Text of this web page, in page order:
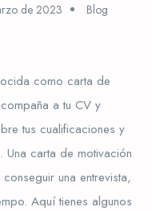
de 2023 Blog
como carta de
a tu CV y
tus cualificaciones y
Una carta de motivación
una entrevista,
Aquí tienes algunos